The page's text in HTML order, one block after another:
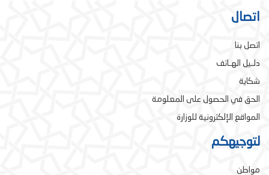
اتصال
اتصل بنا
دلـيل الهـاتف
شكاية
الحق في الحصول على المعلومة
المواقع الإلكترونية للوزارة
لتوجيهكم
مواطن